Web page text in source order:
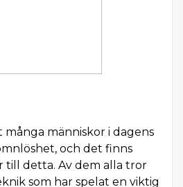
människor i dagens
och det finns
till detta. Av dem alla tror
som har spelat en viktig